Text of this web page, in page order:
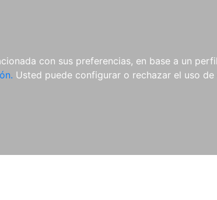
con sus preferencias, en base a un
Usted puede configurar o rechazar el uso
MATERIAL
NOVEDADES NOTICIAS